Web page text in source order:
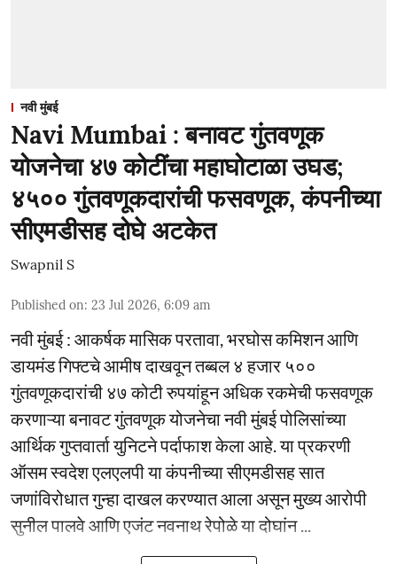
नवी मुंबई
Navi Mumbai : बनावट गुंतवणूक
योजनेचा ४७ कोटींचा महाघोटाळा उघड;
४५०० गुंतवणूकदारांची फसवणूक, कंपनीच्या
सीएमडीसह दोघे अटकेत
Swapnil S
Published on: 23 Jul 2026, 6:09 am
नवी मुंबई : आकर्षक मासिक परतावा, भरघोस कमिशन आणि
डायमंड गिफ्टचे आमीष दाखवून तब्बल ४ हजार ५००
गुंतवणूकदारांची ४७ कोटी रुपयांहून अधिक रकमेची फसवणूक
करणाऱ्या बनावट गुंतवणूक योजनेचा नवी मुंबई पोलिसांच्या
आर्थिक गुप्तवार्ता युनिटने पर्दाफाश केला आहे. या प्रकरणी
ऑसम स्वदेश एलएलपी या कंपनीच्या सीएमडीसह सात
जणांविरोधात गुन्हा दाखल करण्यात आला असून मुख्य आरोपी
सुनील पालवे आणि एजंट नवनाथ रेपोळे या दोघांन ...